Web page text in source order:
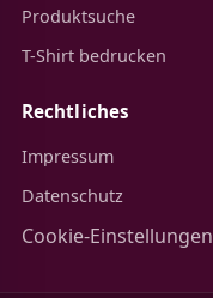
Produktsuche
T-Shirt bedrucken
Rechtliches
Impressum
Datenschutz
Cookie-Einstellungen